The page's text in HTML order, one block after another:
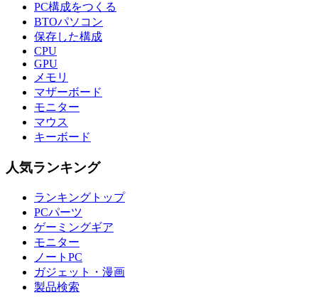
PC構成をつくる
BTOパソコン
保存した構成
CPU
GPU
メモリ
マザーボード
モニター
マウス
キーボード
人気ランキング
ランキングトップ
PCパーツ
ゲーミングギア
モニター
ノートPC
ガジェット・漫画
製品検索